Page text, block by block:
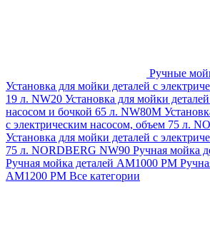
Ручные
Установка для мойки деталей с
19 л. NW20 Установка для мойки
насосом и бочкой 65 л. NW80M
с электрическим насосом, объем 75 л.
Установка для мойки деталей с
75 л. NORDBERG NW90 Ручная мойка
Ручная мойка деталей АМ1000 РМ
АМ1200 РМ Все категории